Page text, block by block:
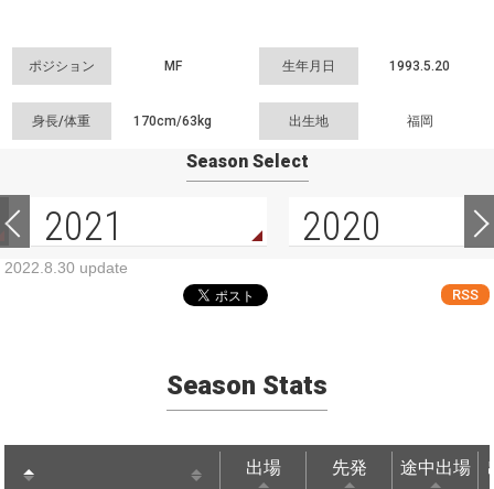
ポジション MF 生年月日 1993.5.20
身長/体重 170cm/63kg 出生地 福岡
Season Select
2021 2020
2022.8.30 update
RSS
Season Stats
出場 先発 途中出場